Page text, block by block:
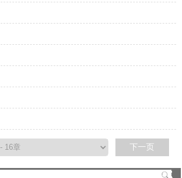
下一页